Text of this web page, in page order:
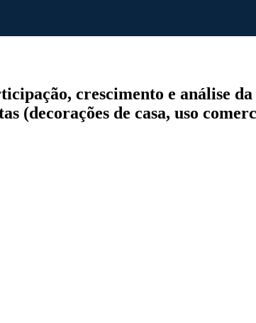
crescimento e análise
(decorações de casa, uso